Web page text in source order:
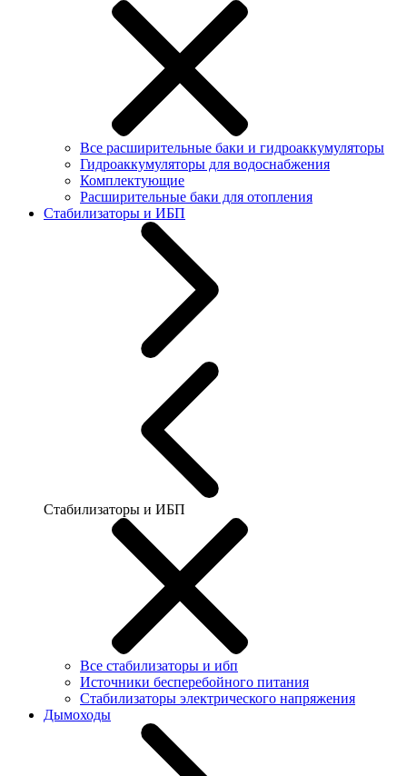
Все расширительные баки и гидроаккумуляторы
Гидроаккумуляторы для водоснабжения
Комплектующие
Расширительные баки для отопления
Стабилизаторы и ИБП
Стабилизаторы и ИБП
Все стабилизаторы и ибп
Источники бесперебойного питания
Стабилизаторы электрического напряжения
Дымоходы